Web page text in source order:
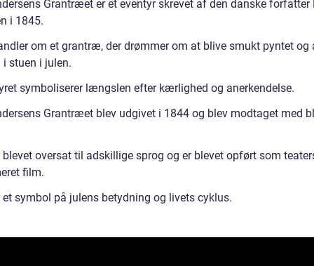
Grantræet er et eventyr skrevet af den danske forfatter
i 1845.
om et grantræ, der drømmer om at blive smukt pyntet og
stuen i julen.
symboliserer længslen efter kærlighed og anerkendelse.
Grantræet blev udgivet i 1844 og blev modtaget med
blevet oversat til adskillige sprog og er blevet opført som
film.
et symbol på julens betydning og livets cyklus.